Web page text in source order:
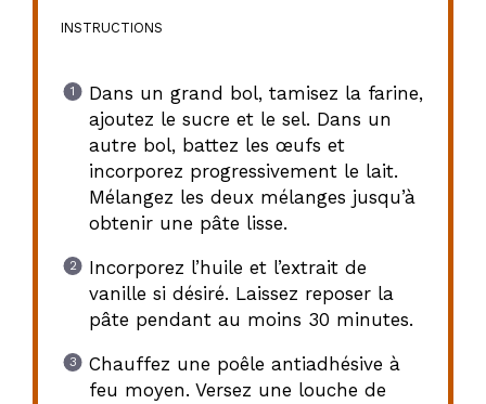
INSTRUCTIONS
Dans un grand bol, tamisez la farine,
ajoutez le sucre et le sel. Dans un
autre bol, battez les œufs et
incorporez progressivement le lait.
Mélangez les deux mélanges jusqu’à
obtenir une pâte lisse.
Incorporez l’huile et l’extrait de
vanille si désiré. Laissez reposer la
pâte pendant au moins 30 minutes.
Chauffez une poêle antiadhésive à
feu moyen. Versez une louche de